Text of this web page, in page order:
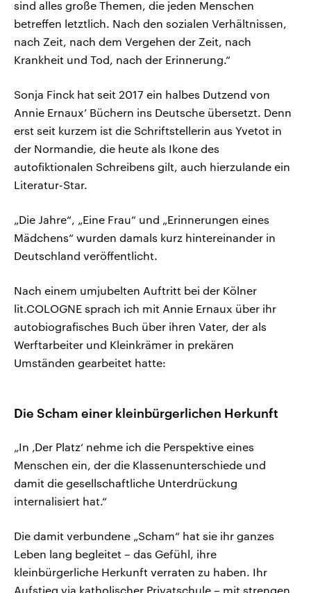
sind alles große Themen, die jeden Menschen
betreffen letztlich. Nach den sozialen Verhältnissen,
nach Zeit, nach dem Vergehen der Zeit, nach
Krankheit und Tod, nach der Erinnerung.“
Sonja Finck hat seit 2017 ein halbes Dutzend von
Annie Ernaux’ Büchern ins Deutsche übersetzt. Denn
erst seit kurzem ist die Schriftstellerin aus Yvetot in
der Normandie, die heute als Ikone des
autofiktionalen Schreibens gilt, auch hierzulande ein
Literatur-Star.
„Die Jahre“, „Eine Frau“ und „Erinnerungen eines
Mädchens“ wurden damals kurz hintereinander in
Deutschland veröffentlicht.
Nach einem umjubelten Auftritt bei der Kölner
lit.COLOGNE sprach ich mit Annie Ernaux über ihr
autobiografisches Buch über ihren Vater, der als
Werftarbeiter und Kleinkrämer in prekären
Umständen gearbeitet hatte:
Die Scham einer kleinbürgerlichen Herkunft
„In ‚Der Platz‘ nehme ich die Perspektive eines
Menschen ein, der die Klassenunterschiede und
damit die gesellschaftliche Unterdrückung
internalisiert hat.“
Die damit verbundene „Scham“ hat sie ihr ganzes
Leben lang begleitet – das Gefühl, ihre
kleinbürgerliche Herkunft verraten zu haben. Ihr
Aufstieg via katholischer Privatschule – mit strengen